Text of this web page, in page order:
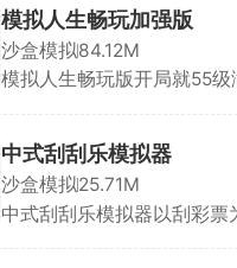
到重型半挂等海量车型，穿
地图，完成数百种城市特产
游戏采用先进物理引擎，还
体验，动态天气、季节变化
模拟人生畅玩加强版
沙盒模拟84.12M
模拟人生畅玩版开局就55级
上自己理想的人生。经历人
种，做出不一样的抉择，随
到别样的人生乐趣。
中式刮刮乐模拟器
沙盒模拟25.71M
中式刮刮乐模拟器以刮彩票